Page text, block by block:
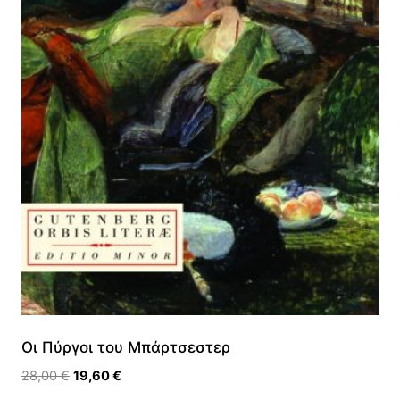
Οι Πύργοι του Μπάρτσεστερ
28,00€ Original
19,60€